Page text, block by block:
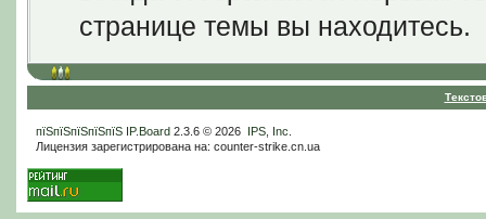
странице темы вы находитесь.
пїЅпїЅпїЅпїЅпїЅ IP.Board2.3.6 © 2026 IPS, Inc
Лицензия зарегистрирована на: counter-strike.cn.ua